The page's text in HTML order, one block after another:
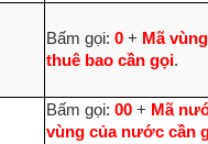
Bấm gọi: 0 + Mã
thuê bao cần gọi.
Bấm gọi: 00 + Mã
vùng của nước cần